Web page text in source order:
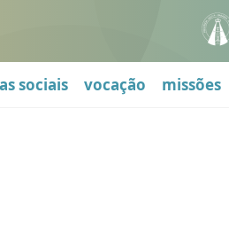
sociais vocação missões